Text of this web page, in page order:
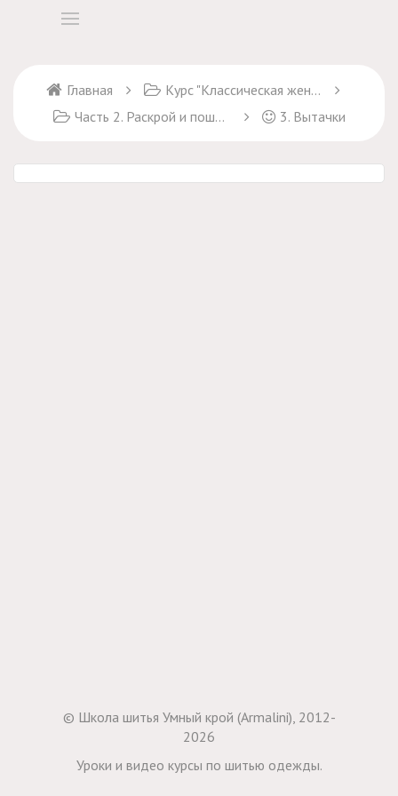
Главная
Курс "Классическая женская блуза"
Часть 2. Раскрой и пошив блузки (курс "Классическая женская блуза")
3. Вытачки
© Школа шитья Умный крой (Armalini), 2012-
2026
Уроки и видео курсы по шитью одежды.